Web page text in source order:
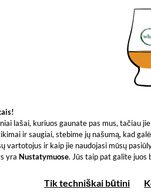
lašai, kuriuos gaunate pas mus,
ir saugiai, stebime jų našumą, kad
vartotojus ir kaip jie naudojasi mūsų
yra Nustatymuose. Jūs taip pat galite
Tik techniškai būtini